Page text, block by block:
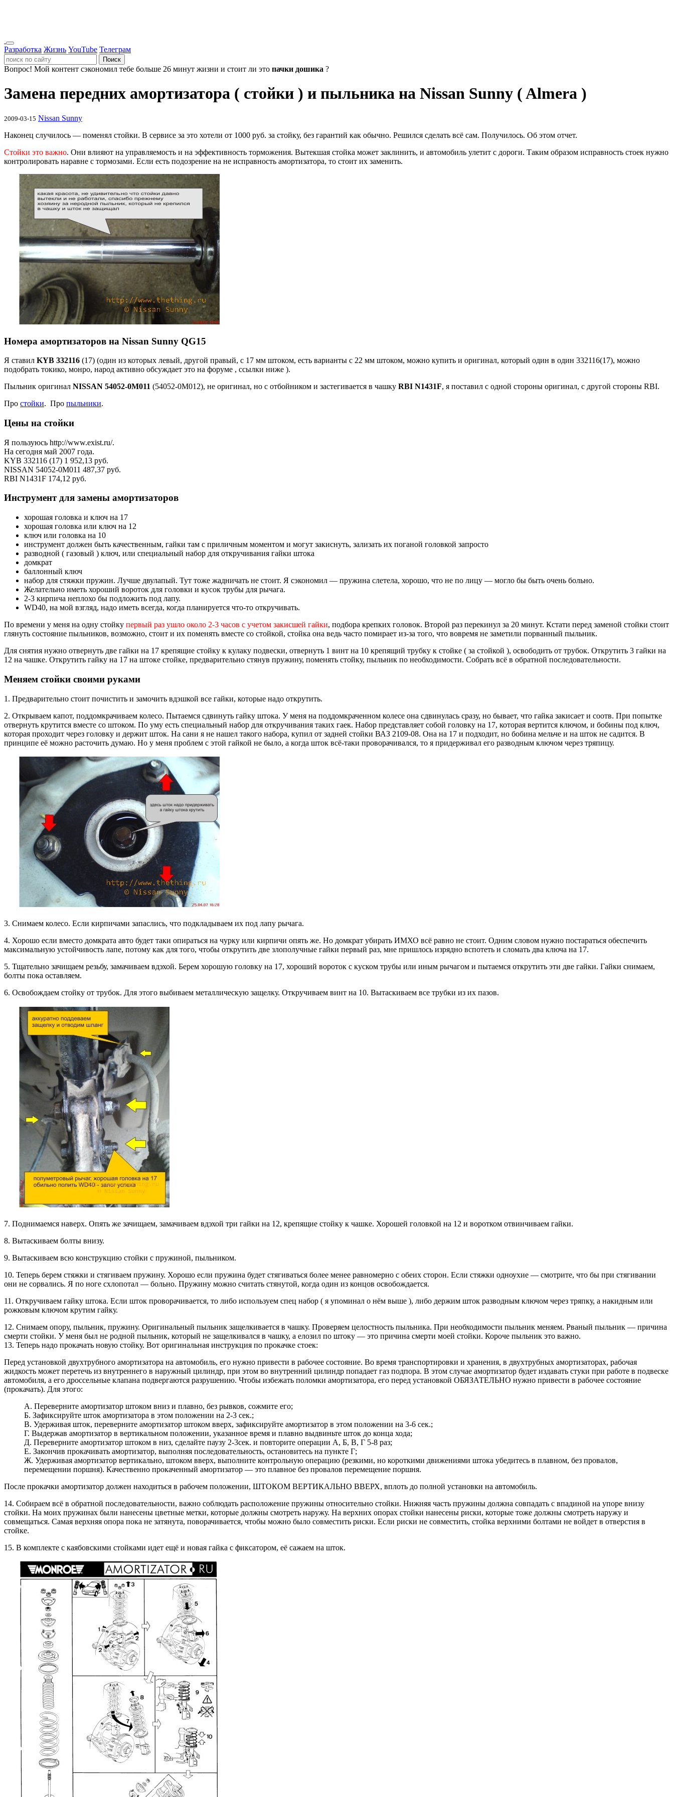
Разработка Жизнь YouTube Телеграм
Поиск
Вопрос! Мой контент сэкономил тебе больше 26 минут жизни и стоит ли это пачки дошика ?
Замена передних амортизатора ( стойки ) и пыльника на Nissan Sunny ( Almera )
2009-03-15 Nissan Sunny
Наконец случилось — поменял стойки. В сервисе за это хотели от 1000 руб. за стойку, без гарантий как обычно. Решился сделать всё сам. Получилось. Об этом отчет.
Стойки это важно. Они влияют на управляемость и на эффективность торможения. Вытекшая стойка может заклинить, и автомобиль улетит с дороги. Таким образом исправность стоек нужно
контролировать наравне с тормозами. Если есть подозрение на не исправность амортизатора, то стоит их заменить.
Номера амортизаторов на Nissan Sunny QG15
Я ставил KYB 332116 (17) (один из которых левый, другой правый, с 17 мм штоком, есть варианты с 22 мм штоком, можно купить и оригинал, который один в один 332116(17), можно
подобрать токико, монро, народ активно обсуждает это на форуме , ссылки ниже ).
Пыльник оригинал NISSAN 54052-0M011 (54052-0M012), не оригинал, но с отбойником и застегивается в чашку RBI N1431F, я поставил с одной стороны оригинал, с другой стороны RBI.
Про стойки. Про пыльники.
Цены на стойки
Я пользуюсь http://www.exist.ru/.
На сегодня май 2007 года.
KYB 332116 (17) 1 952,13 руб.
NISSAN 54052-0M011 487,37 руб.
RBI N1431F 174,12 руб.
Инструмент для замены амортизаторов
хорошая головка и ключ на 17
хорошая головка или ключ на 12
ключ или головка на 10
инструмент должен быть качественным, гайки там с приличным моментом и могут закиснуть, зализать их поганой головкой запросто
разводной ( газовый ) ключ, или специальный набор для откручивания гайки штока
домкрат
баллонный ключ
набор для стяжки пружин. Лучше двулапый. Тут тоже жадничать не стоит. Я сэкономил — пружина слетела, хорошо, что не по лицу — могло бы быть очень больно.
Желательно иметь хороший вороток для головки и кусок трубы для рычага.
2-3 кирпича неплохо бы подложить под лапу.
WD40, на мой взгляд, надо иметь всегда, когда планируется что-то откручивать.
По времени у меня на одну стойку первый раз ушло около 2-3 часов с учетом закисшей гайки, подбора крепких головок. Второй раз перекинул за 20 минут. Кстати перед заменой стойки стоит
глянуть состояние пыльников, возможно, стоит и их поменять вместе со стойкой, стойка она ведь часто помирает из-за того, что вовремя не заметили порванный пыльник.
Для снятия нужно отвернуть две гайки на 17 крепящие стойку к кулаку подвески, отвернуть 1 винт на 10 крепящий трубку к стойке ( за стойкой ), освободить от трубок. Открутить 3 гайки на
12 на чашке. Открутить гайку на 17 на штоке стойке, предварительно стянув пружину, поменять стойку, пыльник по необходимости. Собрать всё в обратной последовательности.
Меняем стойки своими руками
1. Предварительно стоит почистить и замочить вдэшкой все гайки, которые надо открутить.
2. Открываем капот, поддомкрачиваем колесо. Пытаемся сдвинуть гайку штока. У меня на поддомкраченном колесе она сдвинулась сразу, но бывает, что гайка закисает и соотв. При попытке
отвернуть крутится вместе со штоком. По уму есть специальный набор для откручивания таких гаек. Набор представляет собой головку на 17, которая вертится ключом, и бобины под ключ,
которая проходит через головку и держит шток. На сани я не нашел такого набора, купил от задней стойки ВАЗ 2109-08. Она на 17 и подходит, но бобина мельче и на шток не садится. В
принципе её можно расточить думаю. Но у меня проблем с этой гайкой не было, а когда шток всё-таки проворачивался, то я придерживал его разводным ключом через тряпицу.
3. Снимаем колесо. Если кирпичами запаслись, что подкладываем их под лапу рычага.
4. Хорошо если вместо домкрата авто будет таки опираться на чурку или кирпичи опять же. Но домкрат убирать ИМХО всё равно не стоит. Одним словом нужно постараться обеспечить
максимальную устойчивость лапе, потому как для того, чтобы открутить две злополучные гайки первый раз, мне пришлось изрядно вспотеть и сломать два ключа на 17.
5. Тщательно зачищаем резьбу, замачиваем вдэхой. Берем хорошую головку на 17, хороший вороток с куском трубы или иным рычагом и пытаемся открутить эти две гайки. Гайки снимаем,
болты пока оставляем.
6. Освобождаем стойку от трубок. Для этого выбиваем металлическую защелку. Откручиваем винт на 10. Вытаскиваем все трубки из их пазов.
7. Поднимаемся наверх. Опять же зачищаем, замачиваем вдэхой три гайки на 12, крепящие стойку к чашке. Хорошей головкой на 12 и воротком отвинчиваем гайки.
8. Вытаскиваем болты внизу.
9. Вытаскиваем всю конструкцию стойки с пружиной, пыльником.
10. Теперь берем стяжки и стягиваем пружину. Хорошо если пружина будет стягиваться более менее равномерно с обеих сторон. Если стяжки одноухие — смотрите, что бы при стягивании
они не сорвались. Я по ноге схлопотал — больно. Пружину можно считать стянутой, когда один из концов освобождается.
11. Откручиваем гайку штока. Если шток проворачивается, то либо используем спец набор ( я упоминал о нём выше ), либо держим шток разводным ключом через тряпку, а накидным или
рожковым ключом крутим гайку.
12. Снимаем опору, пыльник, пружину. Оригинальный пыльник защелкивается в чашку. Проверяем целостность пыльника. При необходимости пыльник меняем. Рваный пыльник — причина
смерти стойки. У меня был не родной пыльник, который не защелкивался в чашку, а елозил по штоку — это причина смерти моей стойки. Короче пыльник это важно.
13. Теперь надо прокачать новую стойку. Вот оригинальная инструкция по прокачке стоек:
Перед установкой двухтрубного амортизатора на автомобиль, его нужно привести в рабочее состояние. Во время транспортировки и хранения, в двухтрубных амортизаторах, рабочая
жидкость может перетечь из внутреннего в наружный цилиндр, при этом во внутренний цилиндр попадает газ подпора. В этом случае амортизатор будет издавать стуки при работе в подвеске
автомобиля, а его дроссельные клапана подвергаются разрушению. Чтобы избежать поломки амортизатора, его перед установкой ОБЯЗАТЕЛЬНО нужно привести в рабочее состояние
(прокачать). Для этого:
А. Переверните амортизатор штоком вниз и плавно, без рывков, сожмите его;
Б. Зафиксируйте шток амортизатора в этом положении на 2-3 сек.;
В. Удерживая шток, переверните амортизатор штоком вверх, зафиксируйте амортизатор в этом положении на 3-6 сек.;
Г. Выдержав амортизатор в вертикальном положении, указанное время и плавно выдвиньте шток до конца хода;
Д. Переверните амортизатор штоком в низ, сделайте паузу 2-3сек. и повторите операции А, Б, В, Г 5-8 раз;
Е. Закончив прокачивать амортизатор, выполняя последовательность, остановитесь на пункте Г;
Ж. Удерживая амортизатор вертикально, штоком вверх, выполните контрольную операцию (резкими, но короткими движениями штока убедитесь в плавном, без провалов,
перемещении поршня). Качественно прокаченный амортизатор — это плавное без провалов перемещение поршня.
После прокачки амортизатор должен находиться в рабочем положении, ШТОКОМ ВЕРТИКАЛЬНО ВВЕРХ, вплоть до полной установки на автомобиль.
14. Собираем всё в обратной последовательности, важно соблюдать расположение пружины относительно стойки. Нижняя часть пружины должна совпадать с впадиной на упоре внизу
стойки. На моих пружинах были нанесены цветные метки, которые должны смотреть наружу. На верхних опорах стойки нанесены риски, которые тоже должны смотреть наружу и
совмещаться. Самая верхняя опора пока не затянута, поворачивается, чтобы можно было совместить риски. Если риски не совместить, стойка верхними болтами не войдет в отверстия в
стойке.
15. В комплекте с каябовскими стойками идет ещё и новая гайка с фиксатором, её сажаем на шток.